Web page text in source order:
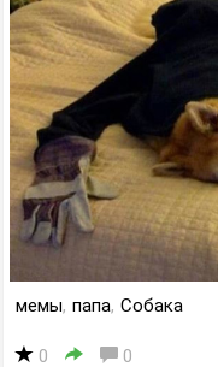
мемы, папа, Собака
0 0